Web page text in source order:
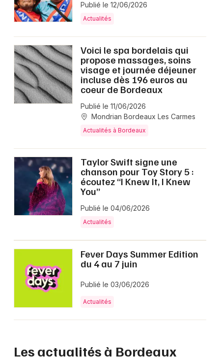
Publié le 12/06/2026
Actualités
Voici le spa bordelais qui
propose massages, soins
visage et journée déjeuner
incluse dès 196 euros au
coeur de Bordeaux
Publié le 11/06/2026
Mondrian Bordeaux Les Carmes
Actualités à Bordeaux
Taylor Swift signe une
chanson pour Toy Story 5 :
écoutez “I Knew It, I Knew
You”
Publié le 04/06/2026
Actualités
Fever Days Summer Edition
du 4 au 7 juin
Publié le 03/06/2026
Actualités
Les actualités à Bordeaux